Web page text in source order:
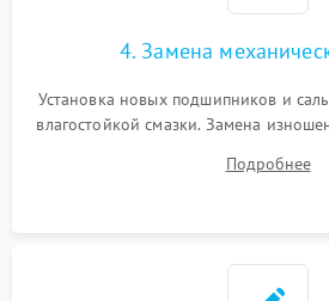
4. Замена
Установка новых подшипников и
влагостойкой смазки. Замена
или поврежденнойПодробнее